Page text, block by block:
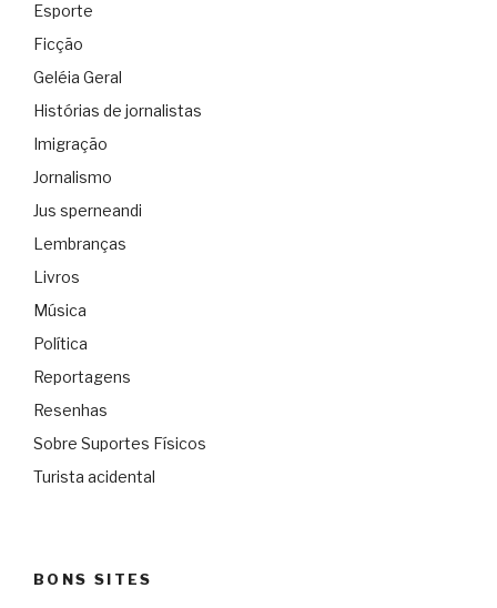
Esporte
Ficção
Geléia Geral
Histórias de jornalistas
Imigração
Jornalismo
Jus sperneandi
Lembranças
Livros
Música
Política
Reportagens
Resenhas
Sobre Suportes Físicos
Turista acidental
BONS SITES